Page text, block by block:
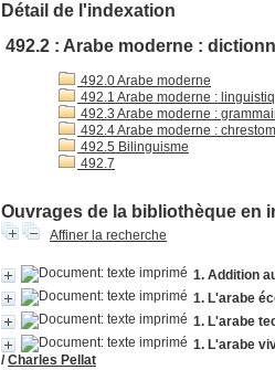
Détail de l'indexation
492.2 : Arabe moderne :
492.0 Arabe moderne
492.1 Arabe moderne :
492.3 Arabe moderne :
492.4 Arabe moderne :
492.5 Bilinguisme
492.7
Ouvrages de la bibliothèque en
Affiner la recherche
1. Addition
1. L'arabe
1. L'arabe
1. L'arabe
/Charles Pellat